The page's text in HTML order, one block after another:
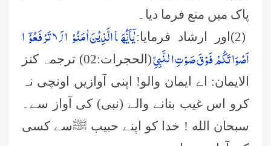
پاک میں منع فرما دیا۔
(2)اور ارشاد فرمایا:
یٰۤاَیُّهَا الَّذِیْنَ اٰمَنُوْا لَا تَرْفَعُوْۤا
اَصْوَاتَكُمْ فَوْقَ صَوْتِ النَّبِیِّ
(الحجرات:02) ترجمہ کنز
الایمان: اے ایمان والو! اپنی آوازیں اونچی نہ
کرو اس غیب بتانے والے (نبی) کی آواز سے۔
سبحان الله ! خدا کو اپنے حبیب ﷺسے کسی